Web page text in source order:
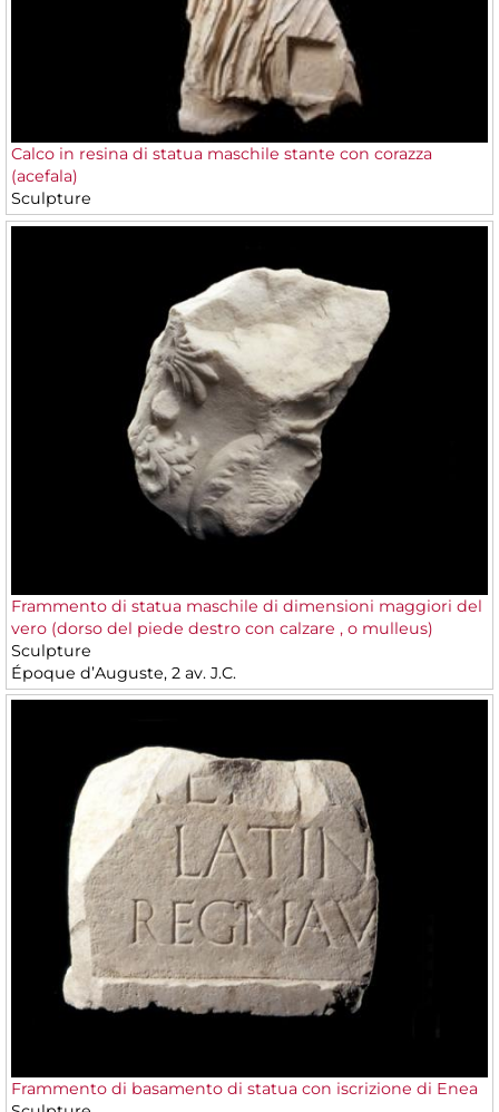
Calco in resina di statua maschile stante con corazza
(acefala)
Sculpture
Frammento di statua maschile di dimensioni maggiori del
vero (dorso del piede destro con calzare , o mulleus)
Sculpture
Époque d’Auguste, 2 av. J.C.
Frammento di basamento di statua con iscrizione di Enea